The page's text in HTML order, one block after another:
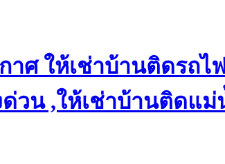
าศ ให้เช่าบ้านติดรถ
ด่วน ,ให้เช่าบ้านติดแ